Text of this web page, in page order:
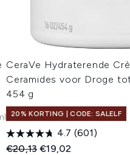
CeraVe Hydraterende
Ceramides voor Droge
454 g
20% KORTING | CODE: SALELF
4.7 (601)
Recommended Retail Price:
€20,13Huidige prijs:
€19,02